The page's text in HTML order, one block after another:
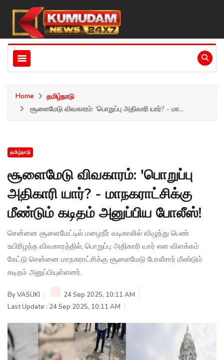
Home
தமிழ்நாடு
சூளைமேடு விவகாரம்: 'பொறுப்பு அதிகாரி யார்? - மா...
தமிழ்நாடு
சூளைமேடு விவகாரம்: 'பொறுப்பு
அதிகாரி யார்? - மாநகராட்சிக்கு
மீண்டும் கடிதம் அனுப்பிய போலீஸ்!
சென்னை சூளைமேட்டில் மழைநீர் வடிகாலில் விழுந்து பெண்
உயிரிழந்த விவகாரத்தில், பொறுப்பு அதிகாரி யார் என விளக்கம்
கேட்டு சென்னை மாநகராட்சிக்கு சூளைமேடு போலீசார் மீண்டும்
கடிதம் அனுப்பியுள்ளனர்.
ByVASUKI
24 Sep 2025, 10:11 AM
Last Update : 24 Sep 2025, 10:11 AM